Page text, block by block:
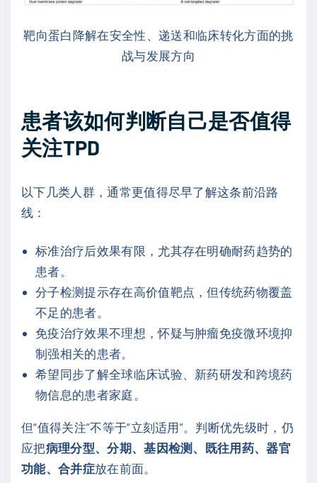
靶向蛋白降解在安全性、递送和临床转化方面的挑
战与发展方向
患者该如何判断自己是否值得
关注TPD
以下几类人群，通常更值得尽早了解这条前沿路
线：
标准治疗后效果有限，尤其存在明确耐药趋势的
患者。
分子检测提示存在高价值靶点，但传统药物覆盖
不足的患者。
免疫治疗效果不理想，怀疑与肿瘤免疫微环境抑
制强相关的患者。
希望同步了解全球临床试验、新药研发和跨境药
物信息的患者家庭。
但“值得关注”不等于“立刻适用”。判断优先级时，仍
应把病理分型、分期、基因检测、既往用药、器官
功能、合并症放在前面。